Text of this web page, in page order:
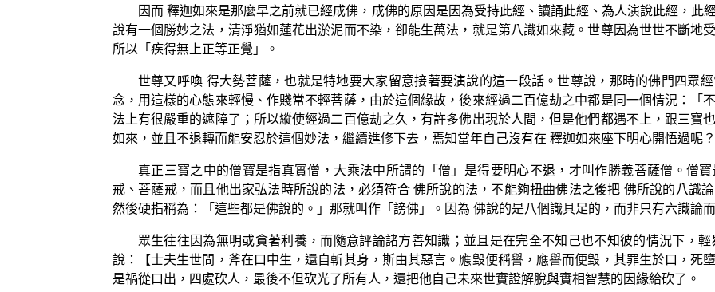
因而 釋迦如來是那麼早之前就已經成佛，成佛的原因是因為受持此經、讀誦此經、為人演說此經，此
說有一個勝妙之法，清淨猶如蓮花出淤泥而不染，卻能生萬法，就是第八識如來藏。世尊因為世世不斷地
所以「疾得無上正等正覺」。
世尊又呼喚 得大勢菩薩，也就是特地要大家留意接著要演說的這一段話。世尊說，那時的佛門四眾
念，用這樣的心態來輕慢、作賤常不輕菩薩，由於這個緣故，後來經過二百億劫之中都是同一個情況：「
法上有很嚴重的遮障了；所以縱使經過二百億劫之久，有許多佛出現於人間，但是他們都遇不上，跟三寶
如來，並且不退轉而能安忍於這個妙法，繼續進修下去，焉知當年自己沒有在 釋迦如來座下明心開悟過呢？
真正三寶之中的僧寶是指真實僧，大乘法中所謂的「僧」是得要明心不退，才叫作勝義菩薩僧。僧
戒、菩薩戒，而且他出家弘法時所說的法，必須符合 佛所說的法，不能夠扭曲佛法之後把 佛所說的八識
然後硬指稱為：「這些都是佛說的。」那就叫作「謗佛」。因為 佛說的是八個識具足的，而非只有六識論而
眾生往往因為無明或貪著利養，而隨意評論諸方善知識；並且是在完全不知己也不知彼的情況下，
說：【士夫生世間，斧在口中生，還自斬其身，斯由其惡言。應毀便稱譽，應譽而便毀，其罪生於口，死
是禍從口出，四處砍人，最後不但砍光了所有人，還把他自己未來世實證解脫與實相智慧的因緣給砍了。